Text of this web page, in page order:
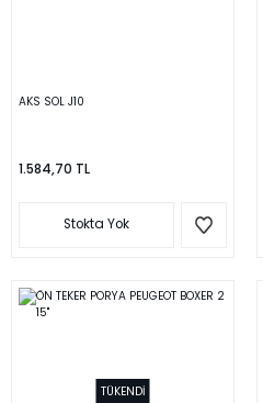
AKS SOL J10
1.584,70 TL
Stokta Yok
TÜKENDİ